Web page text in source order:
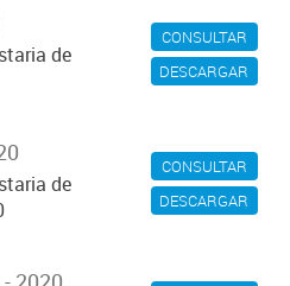
CONSULTAR
DESCARGAR
de
CONSULTAR
DESCARGAR
de